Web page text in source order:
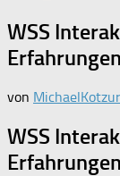
WSS
Erfahrungen
von MichaelKotzur
WSS